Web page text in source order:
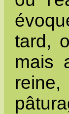
tard,
mais